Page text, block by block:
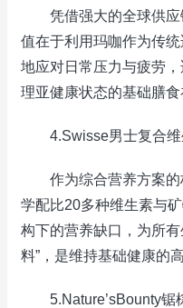
凭借强大的全球供应
值在于利用玛咖作为传
地应对日常压力与疲劳
理亚健康状态的基础膳食
4.Swisse男士复合维
作为综合营养方案的
学配比20多种维生素与
构下的营养缺口，为所
料”，是维持基础健康的
5.Nature’sBounty锯